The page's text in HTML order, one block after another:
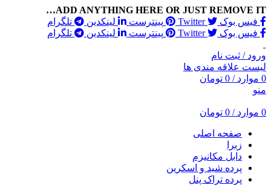
ADD ANYTHING HERE OR JUST REMOVE IT…
فیس بوک
Twitter پینترست لینکدین
تلگرام
فیس بوک
Twitter پینترست لینکدین تلگرام
ورود / ثبت نام
لیست علاقه مندی ها
0 موارد /
0 تومان
منو
0 موارد /
0 تومان
صفحه اصلی
زبرا
دابل مکانیزم
پرده شید و اسکرین
پرده تراک پنل